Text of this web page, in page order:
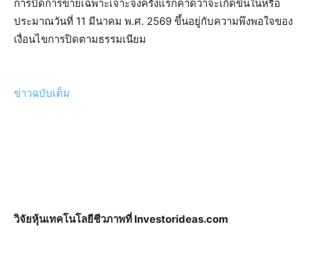
การปิดการขายเฉพาะเจาะจงครั้งแรกคาดว่าจะเกิดขึ้นในหรือ
ประมาณวันที่ 11 มีนาคม พ.ศ. 2569 ขึ้นอยู่กับความพึงพอใจของ
เงื่อนไขการปิดตามธรรมเนียม
ข่าวฉบับเต็ม
วิจัยหุ้นเทคโนโลยีชีวภาพที่ Investorideas.com